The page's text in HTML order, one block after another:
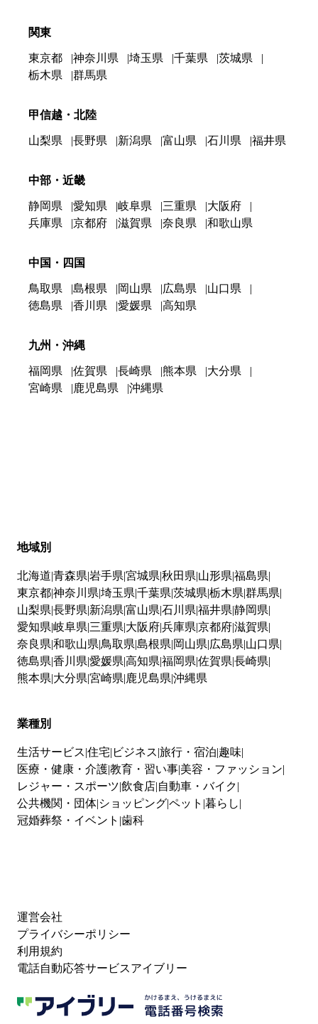
関東
東京都 神奈川県 埼玉県 千葉県
茨城県
栃木県
群馬県
甲信越・北陸
山梨県 長野県 新潟県 富山県 石川県 福井県
中部・近畿
静岡県 愛知県 岐阜県 三重県
大阪府
兵庫県
京都府 滋賀県 奈良県 和歌山県
中国・四国
鳥取県 島根県 岡山県 広島県
山口県
徳島県
香川県 愛媛県 高知県
九州・沖縄
福岡県 佐賀県 長崎県 熊本県
大分県
宮崎県
鹿児島県 沖縄県
地域別
北海道 青森県 岩手県 宮城県 秋田県 山形県 福島県
東京都神奈川県 埼玉県 千葉県 茨城県 栃木県 群馬県
山梨県 長野県 新潟県 富山県 石川県 福井県 静岡県
愛知県 岐阜県 三重県 大阪府兵庫県 京都府滋賀県
奈良県 和歌山県 鳥取県 島根県 岡山県 広島県 山口県
徳島県 香川県 愛媛県 高知県 福岡県 佐賀県 長崎県
熊本県 大分県 宮崎県 鹿児島県 沖縄県
業種別
生活サービス 住宅 ビジネス 旅行・宿泊 趣味
医療・健康・介護教育・習い事 美容・ファッション
レジャー・スポーツ 飲食店 自動車・バイク
公共機関・団体 ショッピングペット 暮らし
冠婚葬祭・イベント 歯科
運営会社
プライバシーポリシー
利用規約
電話自動応答サービスアイブリー